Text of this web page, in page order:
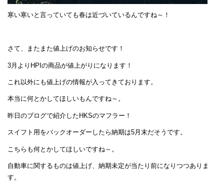
寒い寒いと言っていても春は近づいているんですね～！
さて、またまた値上げのお知らせです！
3月よりHPIの商品が値上がりになります！
これ以外にも値上げの情報が入ってきております。
本当に何とかしてほしいもんですね～。
昨日のブログで紹介したHKSのマフラー！
スイフト用をバックオーダーしたら納期は5月末だそうです。
こちらも何とかしてほしいですね～。
自動車に関するものは値上げ、納期未定が当たり前になりつつありま
す。